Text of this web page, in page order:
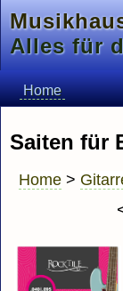
Alles für
Home
Saiten für
Home >